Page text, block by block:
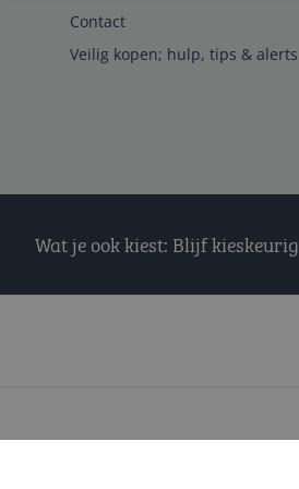
Contact
Veilig kopen; hulp, tips & alerts
Wat je ook kiest: Blijf kieskeurig